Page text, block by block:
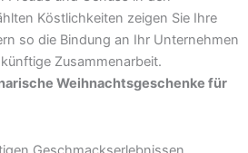
Köstlichkeiten zeigen Sie Ihre
so die Bindung an Ihr Unternehmen
Zusammenarbeit.
Weihnachtsgeschenke für